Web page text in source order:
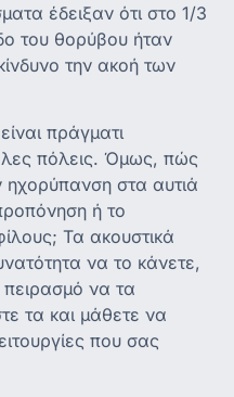
έδειξαν ότι στο 1/3
του θορύβου ήταν
την ακοή των
πράγματι
πόλεις. Όμως, πώς
ηχορύπανση στα αυτιά
ή το
Τα ακουστικά
να το κάνετε,
πειρασμό να τα
τα και μάθετε να
που σας